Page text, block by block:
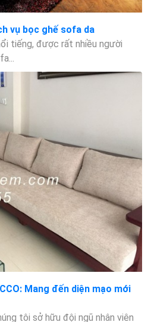
vụ bọc ghế sofa da
tiếng, được rất nhiều người
Mang đến diện mạo mới
tôi sở hữu đội ngũ nhân viên